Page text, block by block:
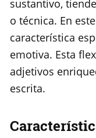
sustantivo,
o técnica. En
característica
emotiva. Esta
adjetivos
escrita.